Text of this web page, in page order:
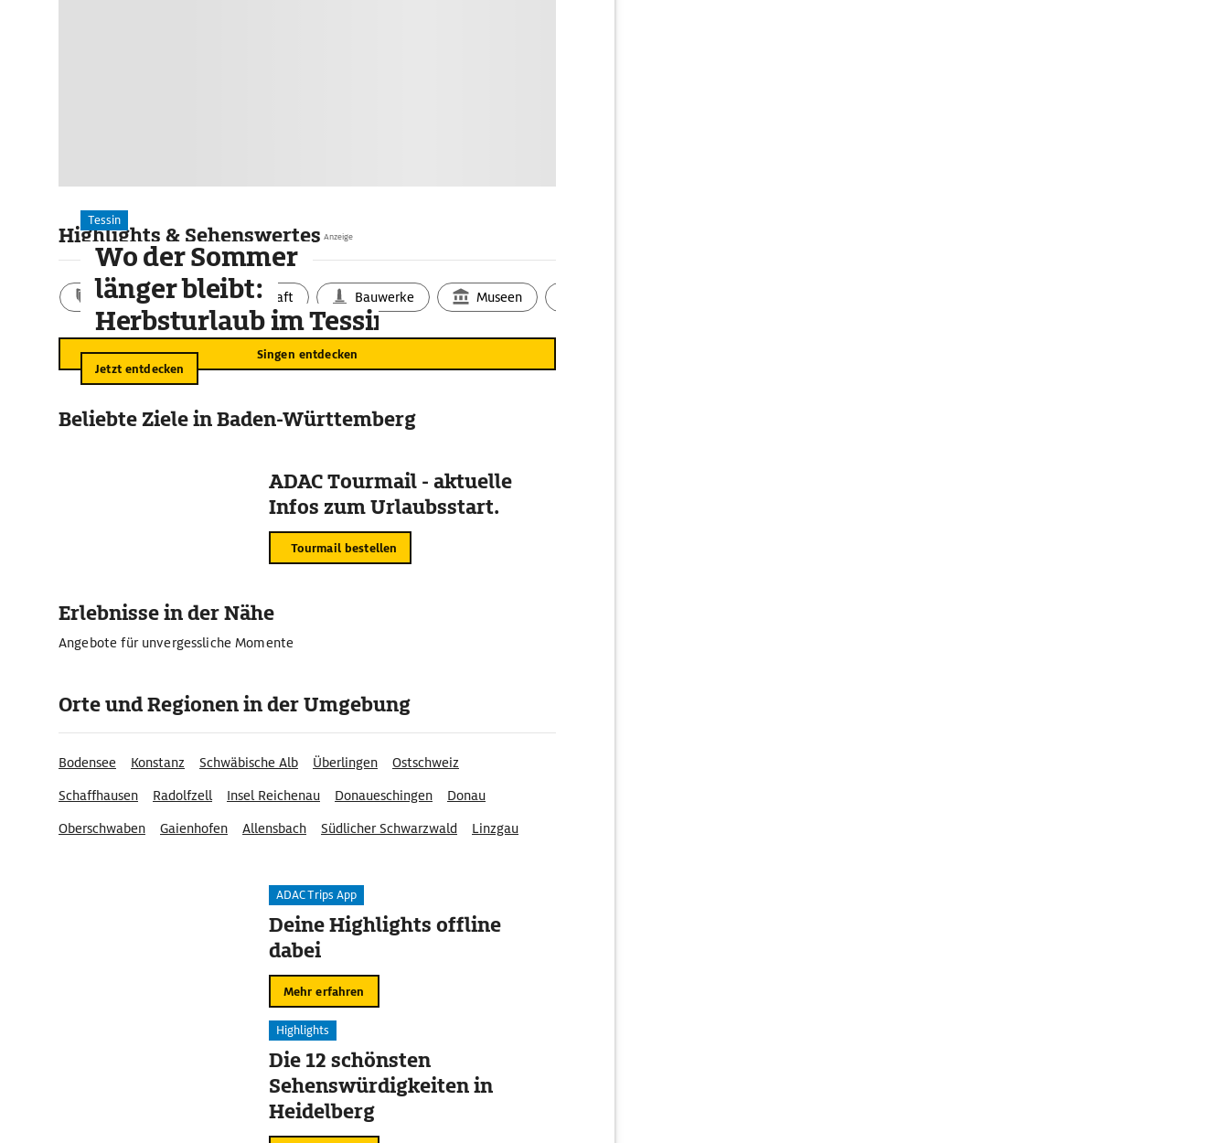
Highlights & Sehenswertes
Aktivitäten Landschaft Bauwerke Museen
Singen entdecken
Anzeige
Tessin
Wo der Sommer
länger bleibt:
Herbsturlaub im Tessin
Jetzt entdecken
Beliebte Ziele in Baden-Württemberg
ADAC Tourmail - aktuelle
Infos zum Urlaubsstart.
Tourmail bestellen
Erlebnisse in der Nähe
Angebote für unvergessliche Momente
Orte und Regionen in der Umgebung
Bodensee Konstanz Schwäbische Alb Überlingen
Ostschweiz
Schaffhausen
Radolfzell Insel Reichenau Donaueschingen
Donau
Oberschwaben
Gaienhofen Allensbach Südlicher Schwarzwald
Linzgau
ADAC Trips App
Deine Highlights offline
dabei
Mehr erfahren
Highlights
Die 12 schönsten
Sehenswürdigkeiten in
Heidelberg